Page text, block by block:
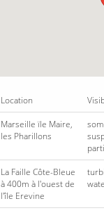
Location
Marseille ïle Maire,
les Pharillons
La Faille Côte-Bleue
à 400m à l'ouest de
l'île Erevine